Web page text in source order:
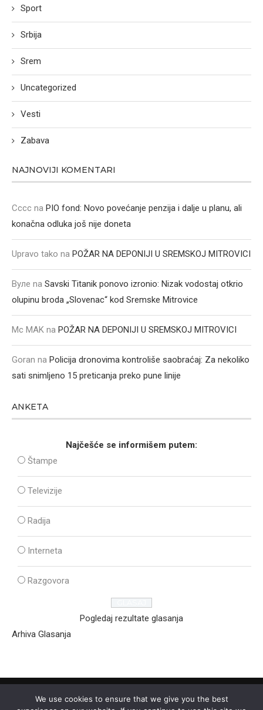
Sport
Srbija
Srem
Uncategorized
Vesti
Zabava
NAJNOVIJI KOMENTARI
Cccc na PIO fond: Novo povećanje penzija i dalje u planu, ali
konačna odluka još nije doneta
Upravo tako na POŽAR NA DEPONIJI U SREMSKOJ MITROVICI
Вуле na Savski Titanik ponovo izronio: Nizak vodostaj otkrio
olupinu broda „Slovenac“ kod Sremske Mitrovice
Mc MAK na POŽAR NA DEPONIJI U SREMSKOJ MITROVICI
Goran na Policija dronovima kontroliše saobraćaj: Za nekoliko
sati snimljeno 15 preticanja preko pune linije
ANKETA
Najčešće se informišem putem:
Štampe
Televizije
Radija
Interneta
Razgovora
Pogledaj rezultate glasanja
Arhiva Glasanja
We use cookies to ensure that we give you the best